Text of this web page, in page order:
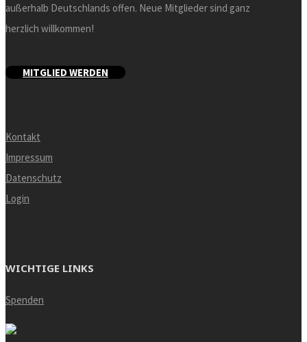
außerhalb Deutschlands offen. Neue Mitglieder sind ganz
herzlich willkommen!
MITGLIED WERDEN
Kontakt
Impressum
Datenschutz
Login
WICHTIGE LINKS
Spenden